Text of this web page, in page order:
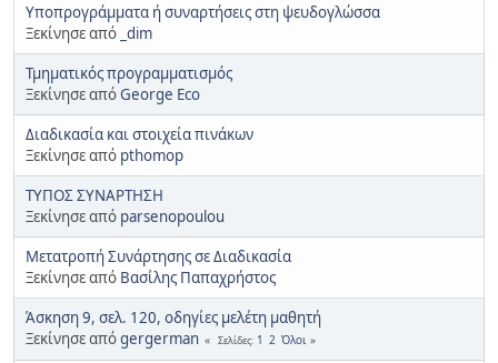
Υποπρογράμματα ή συναρτήσεις στη ψευδογλώσσα
Ξεκίνησε από _dim
Τμηματικός προγραμματισμός
Ξεκίνησε απόGeorge Eco
Διαδικασία και στοιχεία πινάκων
Ξεκίνησε από pthomop
ΤΥΠΟΣ ΣΥΝΑΡΤΗΣΗ
Ξεκίνησε από parsenopoulou
Μετατροπή Συνάρτησης σε Διαδικασία
Ξεκίνησε από Βασίλης Παπαχρήστος
Άσκηση 9, σελ. 120, οδηγίες μελέτη μαθητή
Ξεκίνησε απόgergerman Σελίδες 1 2 Όλοι